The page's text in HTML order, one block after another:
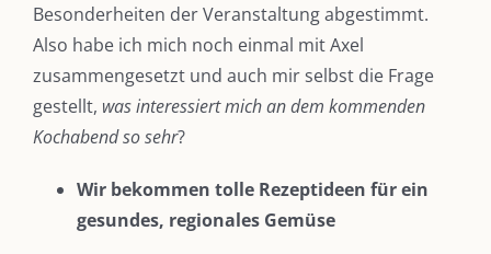
Besonderheiten der Veranstaltung abgestimmt.
Also habe ich mich noch einmal mit Axel
zusammengesetzt und auch mir selbst die Frage
gestellt, was interessiert mich an dem kommenden
Kochabend so sehr?
Wir bekommen tolle Rezeptideen für ein
gesundes, regionales Gemüse